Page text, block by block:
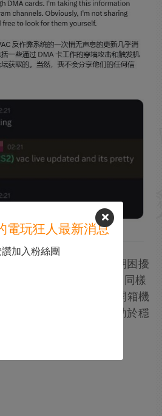
統作弊軟體。那些長期困擾
系統的自動開箱機器人，同樣
。這些用於利用遊戲開箱機
遭重創，此舉或將有助於穩
電玩狂人最新消息
加入粉絲團